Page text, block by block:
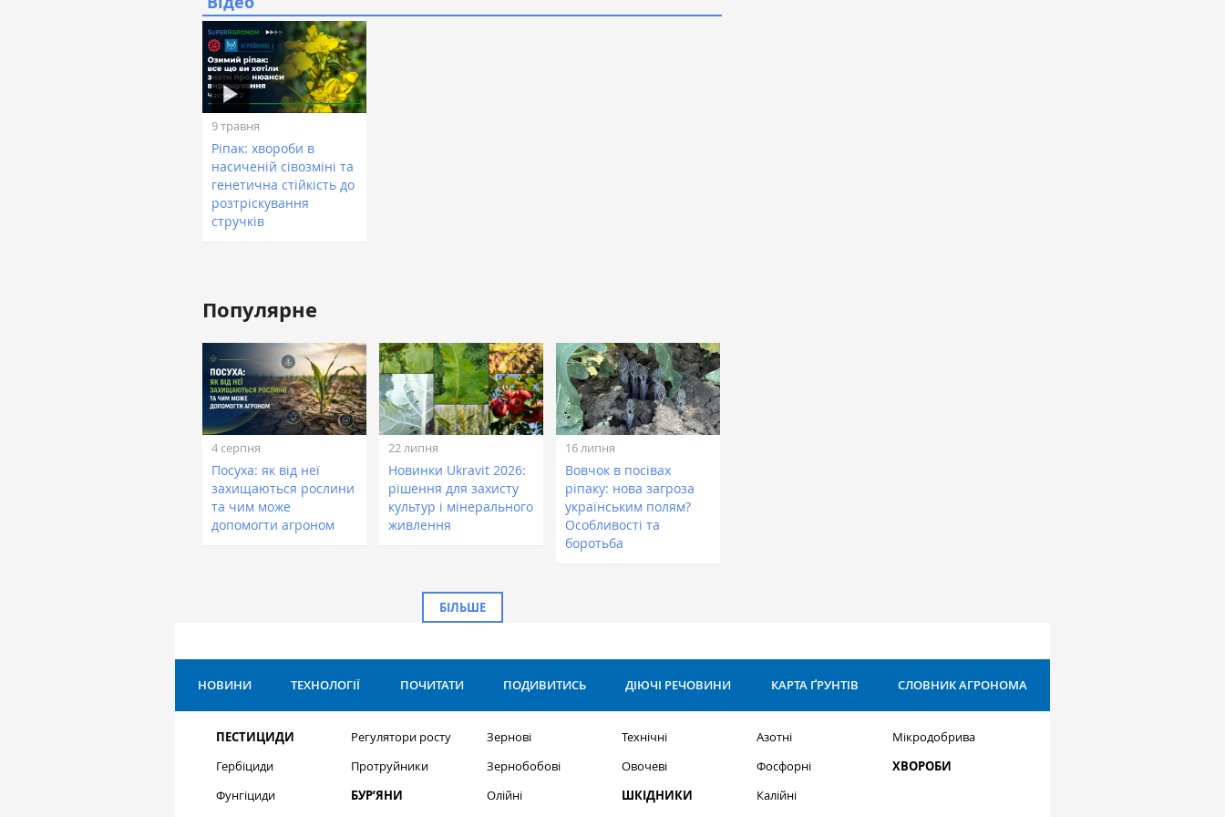
9 травня
Ріпак: хвороби в
насиченій сівозміні та
генетична стійкість до
розтріскування
стручків
Популярне
4 серпня
Посуха: як від неї
захищаються рослини
та чим може
допомогти агроном
22 липня
Новинки Ukravit 2026:
рішення для захисту
культур і мінерального
живлення
16 липня
Вовчок в посівах
ріпаку: нова загроза
українським полям?
Особливості та
боротьба
БІЛЬШЕ
НОВИНИ ТЕХНОЛОГІЇ ПОЧИТАТИ ПОДИВИТИСЬ ДІЮЧІ РЕЧОВИНИ КАРТА ҐРУНТІВ СЛОВНИК АГРОНОМА
ПЕСТИЦИДИ
Гербіциди
Фунгіциди
Регулятори росту
Протруйники
БУР’ЯНИ
Зернові
Зернобобові
Олійні
Технічні
Овочеві
ШКІДНИКИ
Азотні
Фосфорні
Калійні
Мікродобрива
ХВОРОБИ